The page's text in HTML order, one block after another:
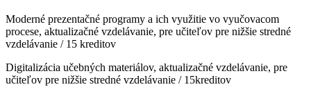
Moderné prezentačné programy a ich využitie vo vyučovacom
procese, aktualizačné vzdelávanie, pre učiteľov pre nižšie stredné
vzdelávanie / 15 kreditov
Digitalizácia učebných materiálov, aktualizačné vzdelávanie, pre
učiteľov pre nižšie stredné vzdelávanie / 15kreditov